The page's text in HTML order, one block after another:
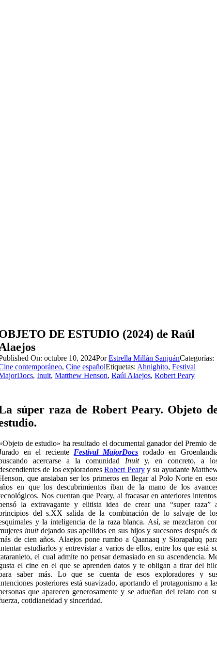
DE ESTUDIO (2024) de Raúl
On: octubre 10, 2024PorEstrella Millán SanjuánCategorías:
contemporáneo,Cine españolEtiquetas: Ahnighito,Festival
,Inuit,Matthew Henson,Raúl Alaejos,Robert Peary
súper raza de Robert Peary. Objeto
de estudio» ha resultado el documental ganador del Premio
en el reciente Festival MajorDocs rodado en
acercarse a la comunidad Inuity, en concreto, a
de los exploradoresRobert Pearyy su ayudante
que ansiaban ser los primeros en llegar al Polo Norte en
en que los descubrimientos iban de la mano de los
Nos cuentan que Peary, al fracasar en anteriores
la extravagante y elitista idea de crear una “super raza”
del s.XX salida de la combinación de lo salvaje de
y la inteligencia de la raza blanca. Así, se mezclaron
inuitdejando sus apellidos en sus hijos y sucesores después
de cien años. Alaejos pone rumbo a Qaanaaq y Siorapaluq
estudiarlos y entrevistar a varios de ellos, entre los que está
el cual admite no pensar demasiado en su ascendencia.
el cine en el que se aprenden datos y te obligan a tirar del
saber más. Lo que se cuenta de esos exploradores y
posteriores está suavizado, aportando el protagonismo a
que aparecen generosamente y se adueñan del relato con
cotidianeidad y sinceridad.